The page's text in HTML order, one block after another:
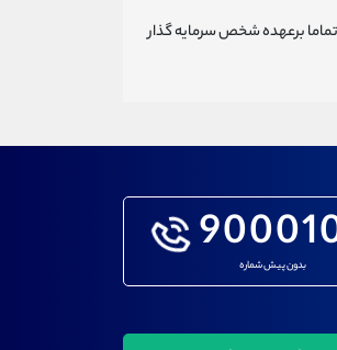
برعهده شخص سرمایه گذار
بدون پیش شماره